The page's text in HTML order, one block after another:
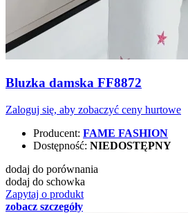
Bluzka damska FF8872
Zaloguj się, aby zobaczyć ceny hurtowe
Producent: FAME FASHION
Dostępność: NIEDOSTĘPNY
dodaj do porównania
dodaj do schowka
Zapytaj o produkt
zobacz szczegóły